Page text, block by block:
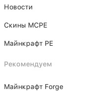
Новости
Скины MCPE
Майнкрафт PE
Рекомендуем
Майнкрафт Forge